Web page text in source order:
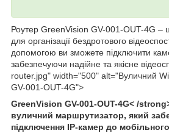
Роутер GreenVision GV-001-OUT-4G –
для організації бездротового
допомогою ви зможете підключити
забезпечуючи надійне та якісне
router.jpg" width="500" alt="Вуличний
GV-001-OUT-4G">
GreenVision GV-001-OUT-4G< /
вуличний маршрутизатор, який
підключення IP-камер до